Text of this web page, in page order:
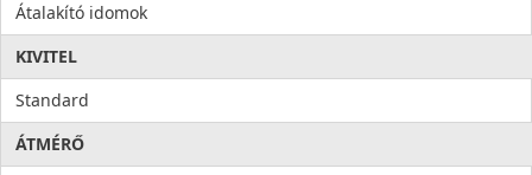
Átalakító idomok
KIVITEL
Standard
ÁTMÉRŐ